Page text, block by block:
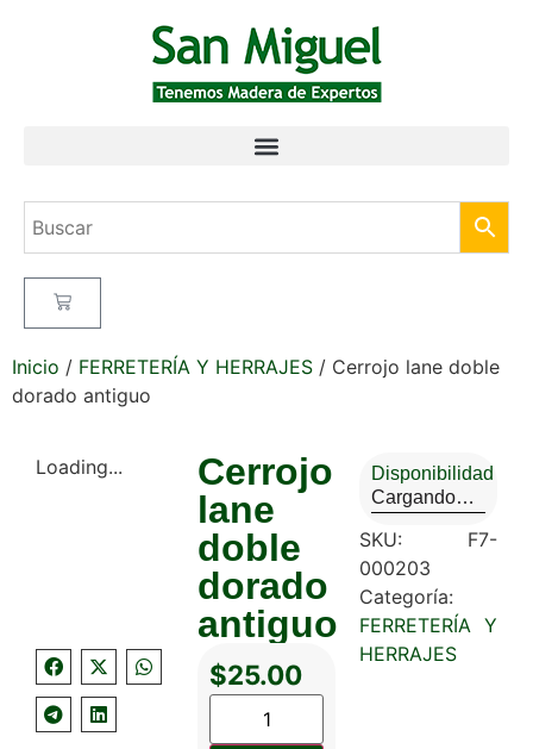
Inicio / FERRETERÍA Y HERRAJES / Cerrojo lane doble
dorado antiguo
Loading...
Cerrojo
lane
doble
dorado
antiguo
$25.00
Disponibilidad
Cargando…
SKU: F7-
000203
Categoría:
FERRETERÍA Y
HERRAJES